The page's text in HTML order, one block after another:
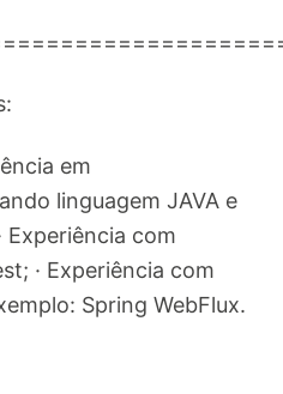
em
linguagem JAVA e
Experiência com
· Experiência com
Spring WebFlux.